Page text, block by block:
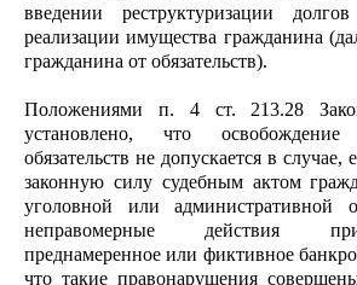
введении реструктуризации
реализации имущества гражданина
гражданина от обязательств).
Положениями п. 4 ст. 213.28
установлено, что
обязательств не допускается в
законную силу судебным актом
уголовной или административной
неправомерные действия
преднамеренное или фиктивное
что такие правонарушения